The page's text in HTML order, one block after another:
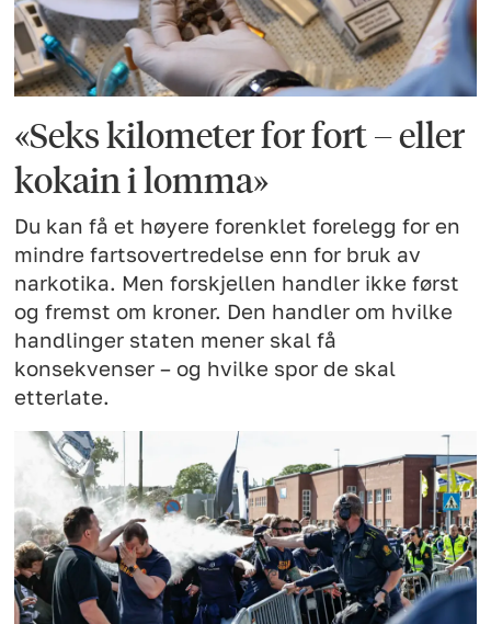
«Seks kilometer for fort – eller
kokain i lomma»
Du kan få et høyere forenklet forelegg for en
mindre fartsovertredelse enn for bruk av
narkotika. Men forskjellen handler ikke først
og fremst om kroner. Den handler om hvilke
handlinger staten mener skal få
konsekvenser – og hvilke spor de skal
etterlate.